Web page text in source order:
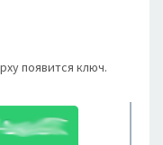
появится ключ.